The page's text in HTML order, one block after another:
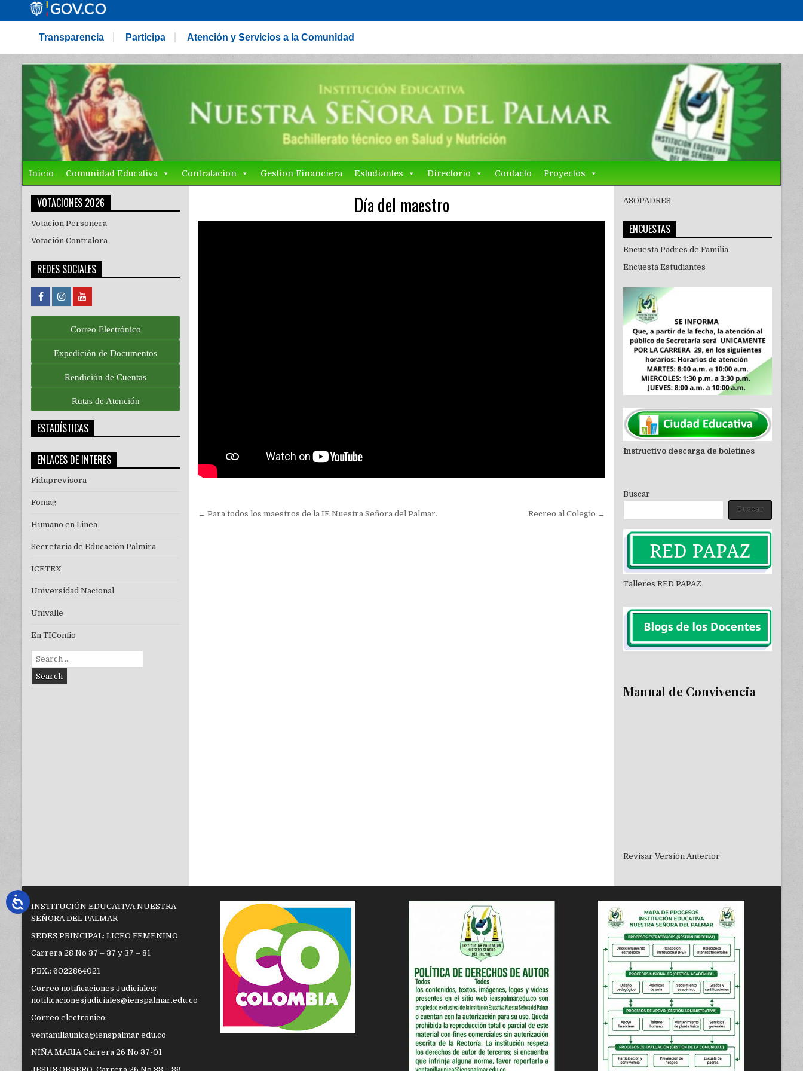
Transparencia Participa Atención y Servicios a la Comunidad
Inicio Comunidad Educativa Contratacion Gestion Financiera Estudiantes Directorio Contacto Proyectos
Día del maestro
Navegación
← Para todos los maestros de la IE Nuestra Señora del Palmar. Recreo al Colegio →
VOTACIONES 2026
Votacion Personera
Votación Contralora
REDES SOCIALES
Correo Electrónico
Expedición de Documentos
Rendición de Cuentas
Rutas de Atención
ESTADÍSTICAS
ENLACES DE INTERES
Fiduprevisora
Fomag
Humano en Linea
Secretaria de Educación Palmira
ICETEX
Universidad Nacional
Univalle
En TIConfio
Search
for:
ASOPADRES
ENCUESTAS
Encuesta Padres de Familia
Encuesta Estudiantes
Instructivo descarga de boletines
Buscar
Buscar
Talleres RED PAPAZ
Manual de Convivencia
Revisar Versión Anterior
INSTITUCIÓN EDUCATIVA NUESTRA
SEÑORA DEL PALMAR
SEDES PRINCIPAL: LICEO FEMENINO
Carrera 28 No 37 – 37 y 37 – 81
PBX.: 6022864021
Correo notificaciones Judiciales:
notificacionesjudiciales@ienspalmar.edu.co
Correo electronico:
ventanillaunica@ienspalmar.edu.co
NIÑA MARIA Carrera 26 No 37-01